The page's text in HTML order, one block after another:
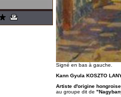
Signé en bas à gauche.
Kann Gyula KOSZTO
Artiste d'origine hongroise
au groupe dit de